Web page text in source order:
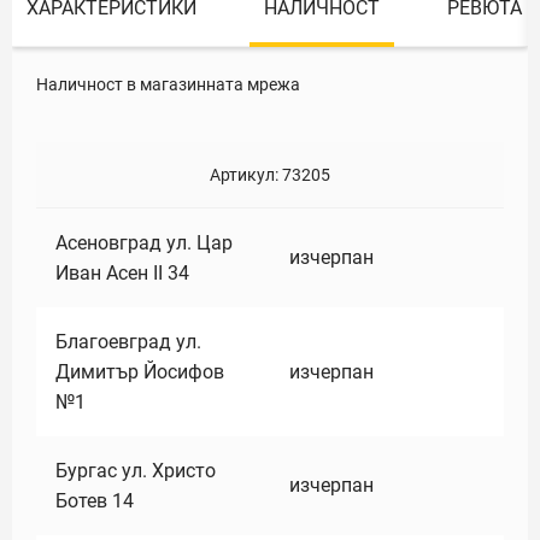
ХАРАКТЕРИСТИКИ НАЛИЧНОСТ РЕВЮТА
Наличност в магазинната мрежа
Артикул:73205
Асеновград ул. Цар
Иван Асен II 34
изчерпан
Благоевград ул.
Димитър Йосифов
№1
изчерпан
Бургас ул. Христо
Ботев 14
изчерпан